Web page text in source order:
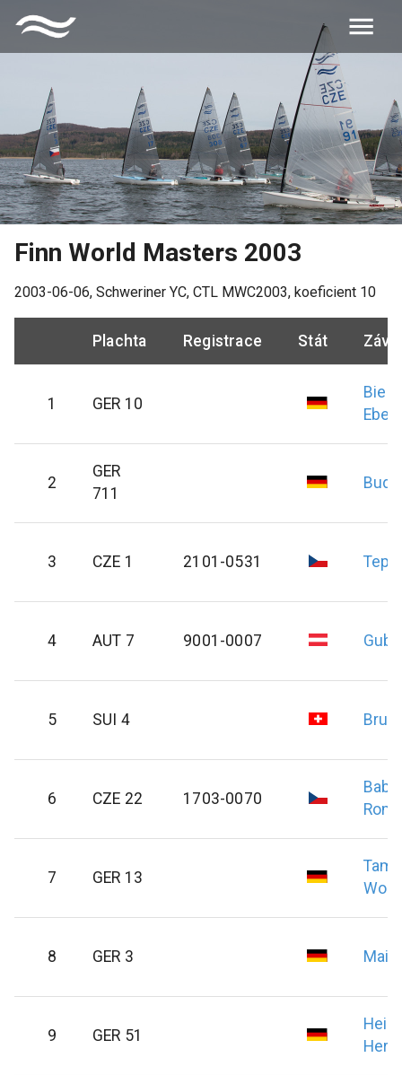
Finn World Masters 2003
2003-06-06, Schweriner YC, CTL MWC2003, koeficient 10
Plachta Registrace Stát
1 GER 10
2
GER
711
3 CZE 1 2101-0531 Teplý
4 AUT 7 9001-0007 Gubi
5 SUI 4 Brun
6 CZE 22 1703-0070
7 GER 13
8 GER 3 Mai
9 GER 51